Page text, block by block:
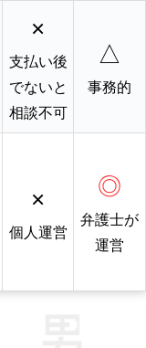
×
支払い後
でないと
相談不可
△
事務的
×
個人運営
◎
弁護士が
運営